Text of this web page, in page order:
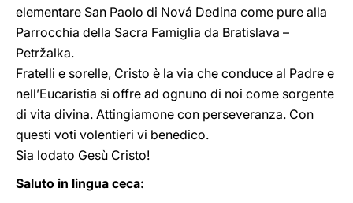
elementare San Paolo di Nová Dedina come pure alla
Parrocchia della Sacra Famiglia da Bratislava –
Petržalka.
Fratelli e sorelle, Cristo è la via che conduce al Padre e
nell’Eucaristia si offre ad ognuno di noi come sorgente
di vita divina. Attingiamone con perseveranza. Con
questi voti volentieri vi benedico.
Sia lodato Gesù Cristo!
Saluto in lingua ceca: